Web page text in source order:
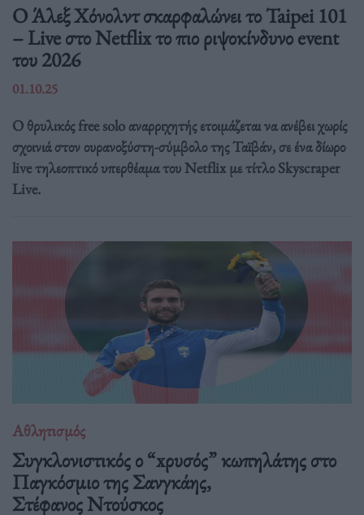
Ο Άλεξ Χόνολντ σκαρφαλώνει το Taipei 101
– Live στο Netflix το πιο ριψοκίνδυνο event
του 2026
01.10.25
Ο θρυλικός free solo αναρριχητής ετοιμάζεται να ανέβει χωρίς
σχοινιά στον ουρανοξύστη-σύμβολο της Ταϊβάν, σε ένα δίωρο
live τηλεοπτικό υπερθέαμα του Netflix με τίτλο Skyscraper
Live.
Αθλητισμός
Συγκλονιστικός ο “xρυσός” κωπηλάτης στο
Παγκόσμιο της Σανγκάης,
Στέφανος Ντούσκος